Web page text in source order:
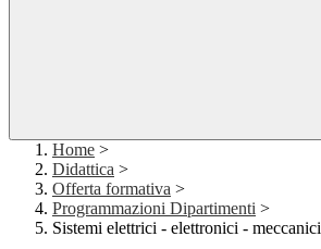
Home >
Didattica >
Offerta formativa >
Programmazioni Dipartimenti >
Sistemi elettrici - elettronici - meccanici